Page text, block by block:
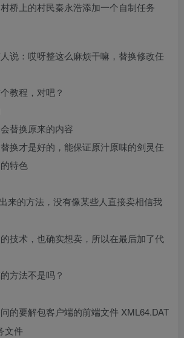
桥上的村民秦永浩添加一个自制任务
说：哎呀整这么麻烦干嘛，替换修改任
教程，对吧？
替换原来的内容
换才是好的，能保证原汁原味的剑灵任
特色
来的方法，没有像某些人直接卖相信我
技术，也确实想卖，所以在最后加了代
方法不是吗？
的要解包客户端的前端文件 XML64.DAT
文件